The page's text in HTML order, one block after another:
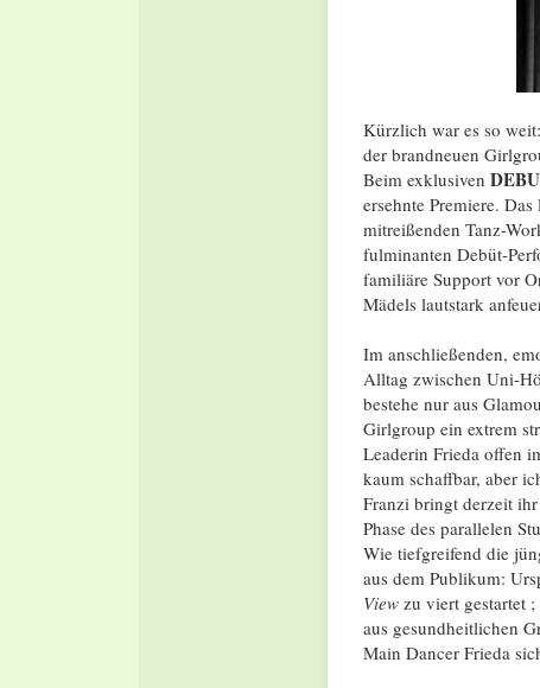
Kürzlich war es so
der brandneuen
Beim exklusiven
ersehnte Premiere. Das
mitreißenden Tanz-
fulminanten Debüt-
familiäre Support vor
Mädels lautstark
Im anschließenden,
Alltag zwischen Uni-
bestehe nur aus
Girlgroup ein extrem
Leaderin Frieda offen
kaum schaffbar, aber
Franzi bringt derzeit
Phase des parallelen
Wie tiefgreifend die
aus dem Publikum:
Viewzu viert gestartet ;
aus gesundheitlichen
Main Dancer Frieda